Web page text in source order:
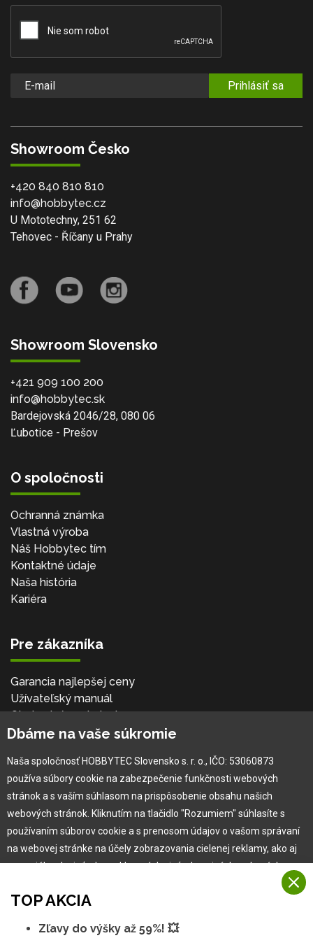
Prihlásiť sa
Showroom Česko
+420 840 810 810
info@hobbytec.cz
U Mototechny, 251 62
Tehovec - Říčany u Prahy
Showroom Slovensko
+421 909 100 200
info@hobbytec.sk
Bardejovská 2046/28, 080 06
Ľubotice - Prešov
O spoločnosti
Ochranná známka
Vlastná výroba
Náš Hobbytec tím
Kontaktné údaje
Naša história
Kariéra
Pre zákazníka
Garancia najlepšej ceny
Užívateľský manuál
Obchodné podmienky
Zákazník & partner
Novinky
Copyright © 2010 -2026 HOBBYTEC
TOP AKCIA
Zľavy do výšky až 59%! 💥
Dbáme na vaše súkromie
Naša spoločnosť HOBBYTEC Slovensko s. r. o., IČO: 53060873
používa súbory cookie na zabezpečenie funkčnosti webových
stránok a s vaším súhlasom na prispôsobenie obsahu našich
webových stránok. Kliknutím na tlačidlo "Rozumiem" súhlasíte s
používaním súborov cookie a s prenosom údajov o vašom správaní
na webovej stránke na účely zobrazovania cielenej reklamy, ako aj
na sociálnych sieťach a reklamných sieťach na iných webových
Viac informácií